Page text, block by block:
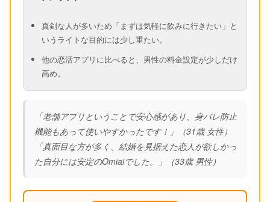
真剣な人が多いため「まずは気軽に飲みに行きたい」と
いうライトな目的には少し重たい。
他の恋活アプリに比べると、男性の料金設定が少しだけ
高め。
「老舗アプリということで安心感があり、身バレ防止
機能もあって使いやすかったです！」（31歳 女性）
「真面目な方が多く、結婚を見据えた恋人が欲しかっ
た自分には安定のOmiaiでした。」（33歳 男性）